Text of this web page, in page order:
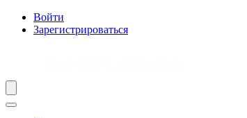
Войти
Зарегистрироваться